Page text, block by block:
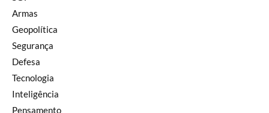
Armas
Geopolítica
Segurança
Defesa
Tecnologia
Inteligência
Pensamento